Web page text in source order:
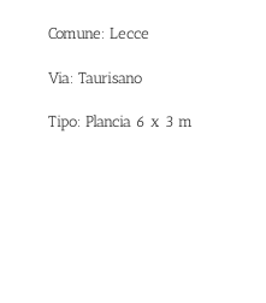
Comune: Lecce
Via: Taurisano
Tipo: Plancia 6 x 3 m